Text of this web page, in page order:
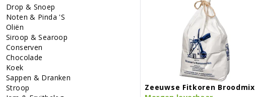
Drop & Snoep
Noten & Pinda 's
Oliën
Siroop & Searoop
Conserven
Chocolade
Koek
Sappen & Dranken
Stroop
Zeeuwse Fitkoren Broodmix